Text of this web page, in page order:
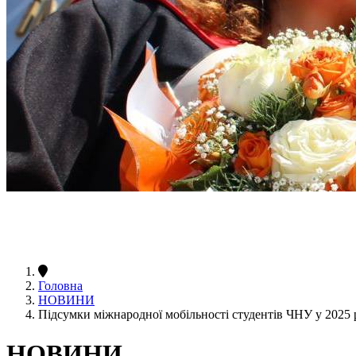
Головна
НОВИНИ
Підсумки міжнародної мобільності студентів ЧНУ у 2025